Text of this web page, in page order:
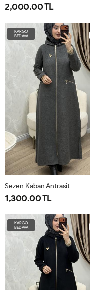
42 44 46 48 50
2,000.00 TL
KARGO
BEDAVA
1-
4042
2-
4446
3-
4850
4-
5254
Sezen Kaban Antrasit
1,300.00 TL
KARGO
BEDAVA